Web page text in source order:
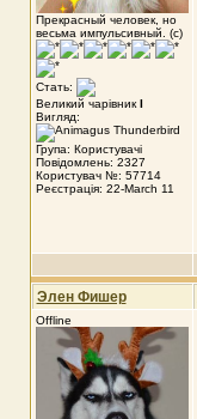
Прекрасный человек, но
весьма импульсивный. (с)
Стать:
Великий чарівник I
Вигляд:
Група: Користувачі
Повідомлень: 2327
Користувач №: 57714
Реєстрація: 22-March 11
Элен Фишер
Offline